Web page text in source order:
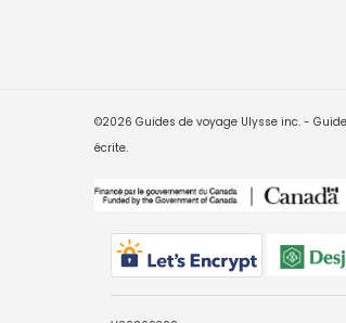
©2026 Guides de voyage Ulysse inc. -
écrite.